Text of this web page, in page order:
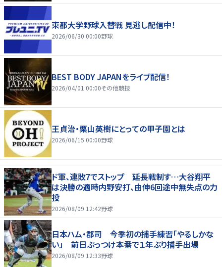
東都大学野球入替戦 見逃し配信中！
2026/06/30 00:00野球
BEST BODY JAPANをライブ配信！
2026/04/01 00:00その他競技
王貞治・栗山英樹にとっての甲子園とは
2026/06/15 00:00野球
ド軍、連敗7でストップ 延長戦制す…大谷翔平
は決勝の適時内野安打、由伸6回途中無失点の力
投
2026/08/09 12:42野球
日本ハム・郡司 今季初の捕手練習「やるしかな
い」 前日ぶっつけ本番で１年ぶり捕手出場
2026/08/09 12:33野球